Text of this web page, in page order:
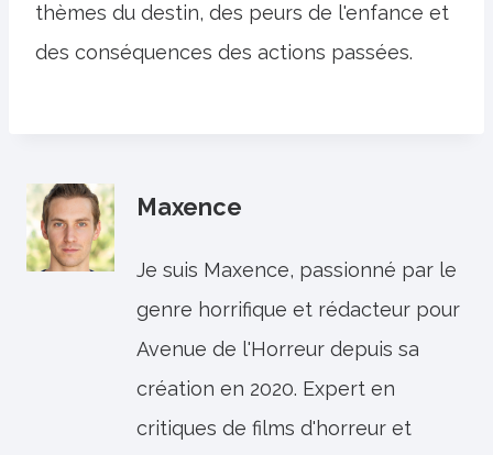
thèmes du destin, des peurs de l'enfance et
des conséquences des actions passées.
Maxence
Je suis Maxence, passionné par le
genre horrifique et rédacteur pour
Avenue de l'Horreur depuis sa
création en 2020. Expert en
critiques de films d'horreur et